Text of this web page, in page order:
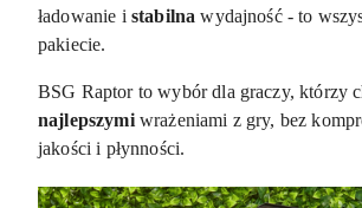
ładowanie i stabilna wydajność - to
pakiecie.
BSG Raptor to wybór dla graczy, którzy
najlepszymiwrażeniami z gry, bez
jakości i płynności.